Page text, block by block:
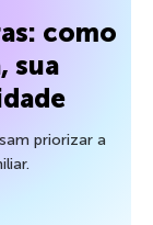
como
sua
priorizar a